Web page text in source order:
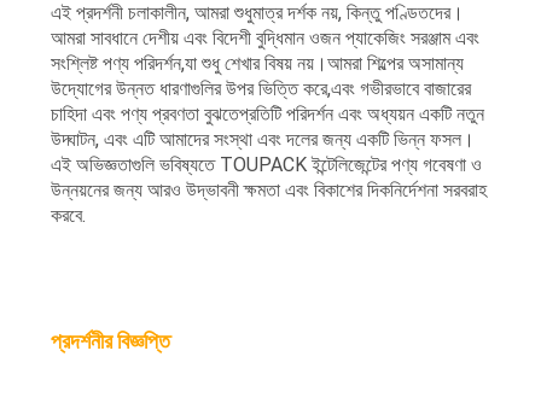
এই প্রদর্শনী চলাকালীন, আমরা শুধুমাত্র দর্শক নয়, কিন্তু পণ্ডিতদের।
আমরা সাবধানে দেশীয় এবং বিদেশী বুদ্ধিমান ওজন প্যাকেজিং সরঞ্জাম এবং
সংশ্লিষ্ট পণ্য পরিদর্শন,যা শুধু শেখার বিষয় নয়।আমরা শিল্পের অসামান্য
উদ্যোগের উন্নত ধারণাগুলির উপর ভিত্তি করে,এবং গভীরভাবে বাজারের
চাহিদা এবং পণ্য প্রবণতা বুঝতেপ্রতিটি পরিদর্শন এবং অধ্যয়ন একটি নতুন
উদ্ঘাটন, এবং এটি আমাদের সংস্থা এবং দলের জন্য একটি ভিন্ন ফসল।
এই অভিজ্ঞতাগুলি ভবিষ্যতে TOUPACK ইন্টেলিজেন্টের পণ্য গবেষণা ও
উন্নয়নের জন্য আরও উদ্ভাবনী ক্ষমতা এবং বিকাশের দিকনির্দেশনা সরবরাহ
করবে.
প্রদর্শনীর বিজ্ঞপ্তি